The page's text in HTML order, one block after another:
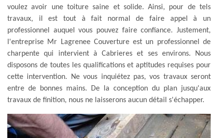
voulez avoir une toiture saine et solide. Ainsi, pour de tels
travaux, il est tout à fait normal de faire appel à un
professionnel auquel vous pouvez faire confiance. Justement,
l'entreprise Mr Lagrenee Couverture est un professionnel de
charpente qui intervient à Cabrieres et ses environs. Nous
disposons de toutes les qualifications et aptitudes requises pour
cette intervention. Ne vous inquiétez pas, vos travaux seront
entre de bonnes mains. De la conception du plan jusqu'aux
travaux de finition, nous ne laisserons aucun détail s'échapper.